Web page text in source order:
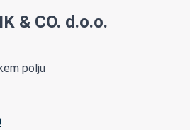
& CO. d.o.o.
polju